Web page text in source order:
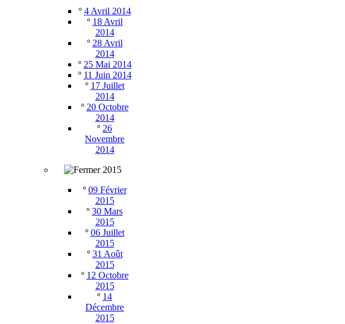
º 4 Avril 2014
º 18 Avril
2014
º 28 Avril
2014
º 25 Mai 2014
º 11 Juin 2014
º 17 Juillet
2014
º 20 Octobre
2014
º 26
Novembre
2014
2015
º 09 Février
2015
º 30 Mars
2015
º 06 Juillet
2015
º 31 Août
2015
º 12 Octobre
2015
º 14
Décembre
2015